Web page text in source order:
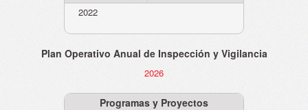
2022
Plan Operativo Anual de Inspección y Vigilancia
2026
Programas y Proyectos